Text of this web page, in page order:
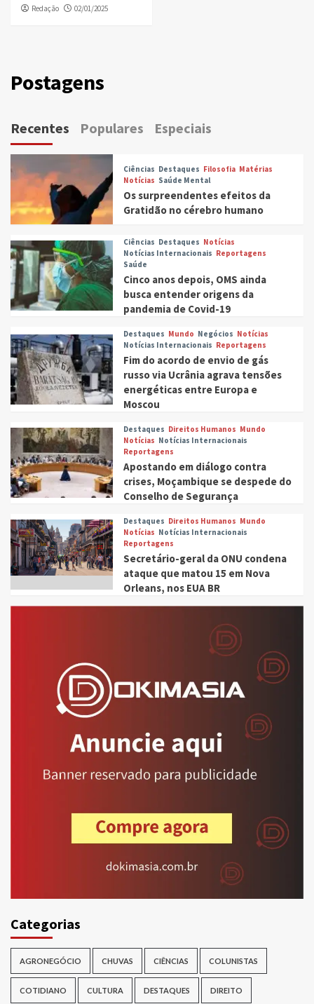
Redação 02/01/2025
Postagens
Recentes Populares Especiais
Ciências Destaques Filosofia Matérias
Notícias Saúde Mental
Os surpreendentes efeitos da
Gratidão no cérebro humano
Ciências Destaques Notícias
Notícias Internacionais Reportagens
Saúde
Cinco anos depois, OMS ainda
busca entender origens da
pandemia de Covid-19
Destaques Mundo Negócios Notícias
Notícias Internacionais Reportagens
Fim do acordo de envio de gás
russo via Ucrânia agrava tensões
energéticas entre Europa e
Moscou
Destaques Direitos Humanos Mundo
Notícias Notícias Internacionais
Reportagens
Apostando em diálogo contra
crises, Moçambique se despede do
Conselho de Segurança
Destaques Direitos Humanos Mundo
Notícias Notícias Internacionais
Reportagens
Secretário-geral da ONU condena
ataque que matou 15 em Nova
Orleans, nos EUA BR
Categorias
AGRONEGÓCIO CHUVAS CIÊNCIAS COLUNISTAS
COTIDIANO CULTURA DESTAQUES DIREITO